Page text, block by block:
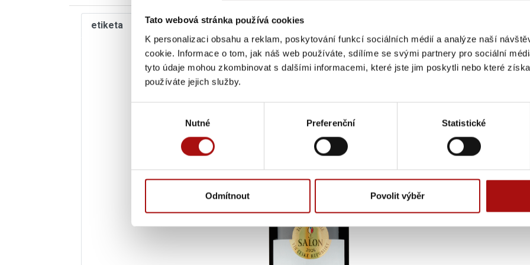
Tato webová stránka používá cookies
K personalizaci obsahu a reklam, poskytování funkcí sociálních médií a analýze naší
cookie. Informace o tom, jak náš web používáte, sdílíme se svými partnery pro sociální
tyto údaje mohou zkombinovat s dalšími informacemi, které jste jim poskytli nebo které
používáte jejich služby.
Nutné Preferenční Statistické
Odmítnout Povolit výběr
etiketa grafy